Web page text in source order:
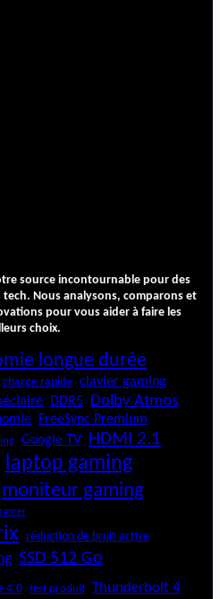
source incontournable pour des
Nous analysons, comparons et
pour vous aider à faire les
choix.
longue durée
charge rapide clavier gaming
DDR5 Dolby Atmos
FreeSync Premium
Google TV HDMI 2.1
laptop gaming
moniteur gaming
réduction de bruit active
SSD 512 Go
4.0 test produit Thunderbolt 4